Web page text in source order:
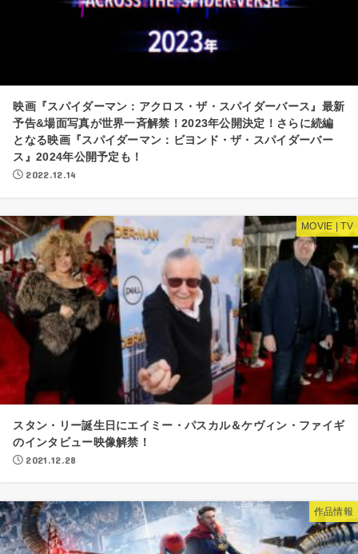
映画『スパイダーマン：アクロス・ザ・スパイダーバース』最新
予告&場面写真が世界一斉解禁！2023年公開決定！さらに続編
となる映画『スパイダーマン：ビヨンド・ザ・スパイダーバー
ス』2024年公開予定も！
2022.12.14
MOVIE | TV
スタン・リー誕生日にエイミー・パスカル＆ケヴィン・ファイギ
のインタビュー映像解禁！
2021.12.28
作品情報